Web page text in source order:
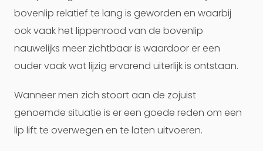
bovenlip relatief te lang is geworden en waarbij
ook vaak het lippenrood van de bovenlip
nauwelijks meer zichtbaar is waardoor er een
ouder vaak wat lijzig ervarend uiterlijk is ontstaan.
Wanneer men zich stoort aan de zojuist
genoemde situatie is er een goede reden om een
lip lift te overwegen en te laten uitvoeren.